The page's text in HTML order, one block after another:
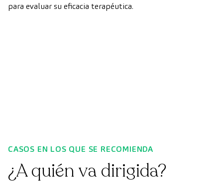
para evaluar su eficacia terapéutica.
CASOS EN LOS QUE SE RECOMIENDA
¿A quién va dirigida?